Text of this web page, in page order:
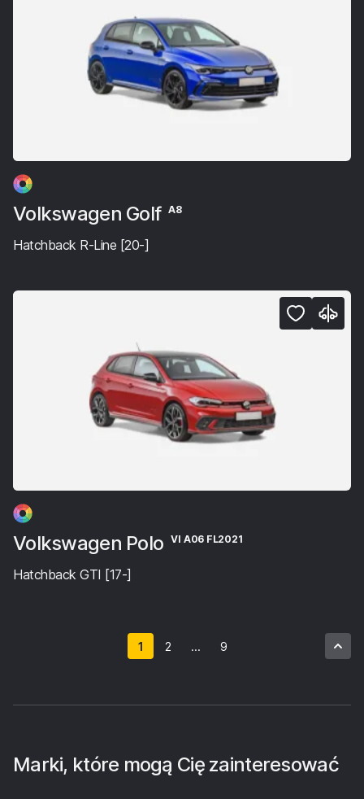
Volkswagen Golf A8
Hatchback R-Line [20-]
Volkswagen Polo VI A06 FL2021
Hatchback GTI [17-]
1 2 ... 9
Marki, które mogą Cię zainteresować